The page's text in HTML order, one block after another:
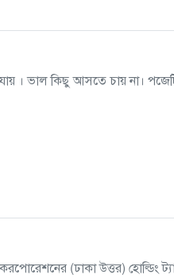
। ভাল কিছু আসতে চায় না।
(ঢাকা উত্তর) হোল্ডিং